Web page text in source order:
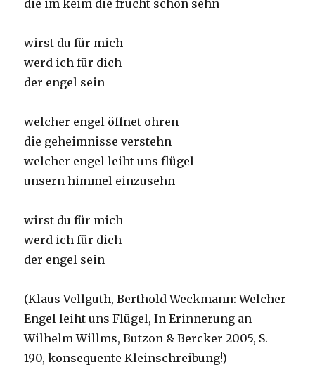
die im keim die frucht schon sehn
wirst du für mich
werd ich für dich
der engel sein
welcher engel öffnet ohren
die geheimnisse verstehn
welcher engel leiht uns flügel
unsern himmel einzusehn
wirst du für mich
werd ich für dich
der engel sein
(Klaus Vellguth, Berthold Weckmann: Welcher
Engel leiht uns Flügel, In Erinnerung an
Wilhelm Willms, Butzon & Bercker 2005, S.
190, konsequente Kleinschreibung!)